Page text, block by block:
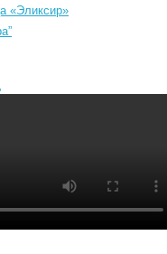
«Эликсир»